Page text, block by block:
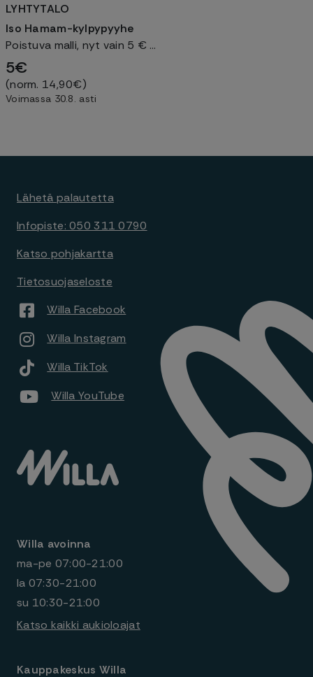
LYHTYTALO
Iso Hamam-kylpypyyhe
Poistuva malli, nyt vain 5 € …
5€
(norm. 14,90€)
Voimassa 30.8. asti
Lähetä palautetta
Infopiste: 050 311 0790
Katso pohjakartta
Tietosuojaseloste
Willa Facebook
Willa Instagram
Willa TikTok
Willa YouTube
Willa avoinna
ma-pe 07:00-21:00
la 07:30-21:00
su 10:30-21:00
Katso kaikki aukioloajat
Kauppakeskus Willa